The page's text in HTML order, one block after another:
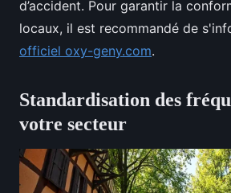
d’accident. Pour garantir la
locaux, il est recommandé de
officiel oxy-geny.com.
Standardisation des
votre secteur